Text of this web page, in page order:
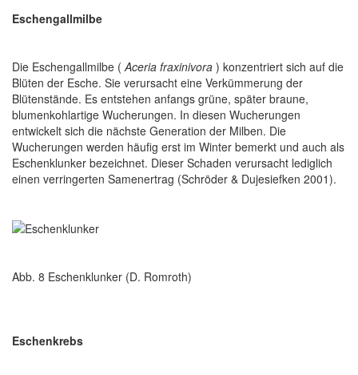
Eschengallmilbe
Die Eschengallmilbe ( Aceria fraxinivora ) konzentriert sich auf die
Blüten der Esche. Sie verursacht eine Verkümmerung der
Blütenstände. Es entstehen anfangs grüne, später braune,
blumenkohlartige Wucherungen. In diesen Wucherungen
entwickelt sich die nächste Generation der Milben. Die
Wucherungen werden häufig erst im Winter bemerkt und auch als
Eschenklunker bezeichnet. Dieser Schaden verursacht lediglich
einen verringerten Samenertrag (Schröder & Dujesiefken 2001).
Abb. 8 Eschenklunker (D. Romroth)
Eschenkrebs